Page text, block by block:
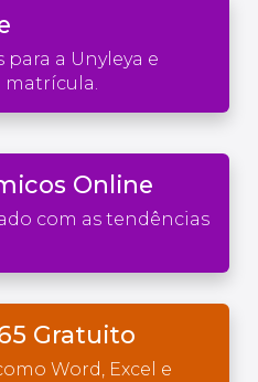
a Unyleya e
matrícula.
Online
com as tendências
Gratuito
Word, Excel e